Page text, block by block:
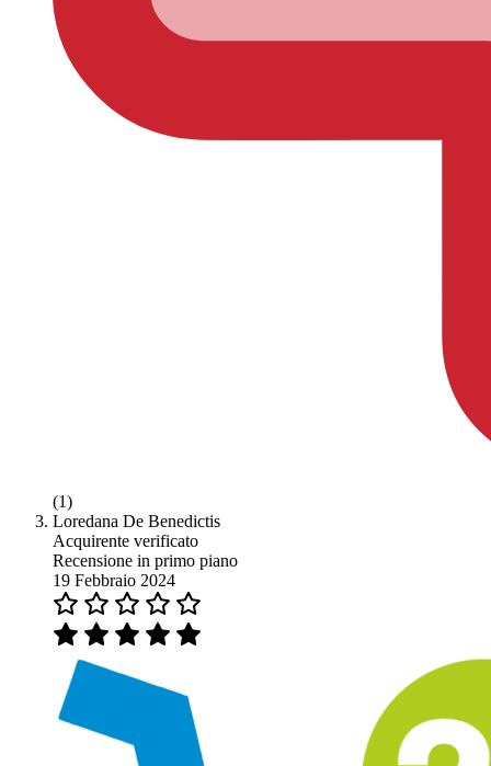
(1)
Loredana De Benedictis
Acquirente verificato
Recensione in primo piano
19 Febbraio 2024